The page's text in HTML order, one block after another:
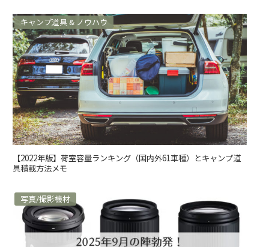
キャンプ道具 & ノウハウ
【2022年版】荷室容量ランキング（国内外61車種）とキャンプ道
具積載方法メモ
写真/撮影機材